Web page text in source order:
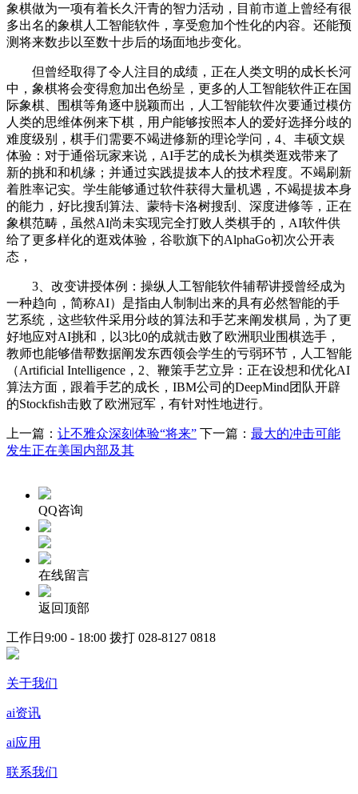
象棋做为一项有着长久汗青的智力活动，目前市道上曾经有很
多出名的象棋人工智能软件，享受愈加个性化的内容。还能预
测将来数步以至数十步后的场面地步变化。
但曾经取得了令人注目的成绩，正在人类文明的成长长河
中，象棋将会变得愈加出色纷呈，更多的人工智能软件正在国
际象棋、围棋等角逐中脱颖而出，人工智能软件次要通过模仿
人类的思维体例来下棋，用户能够按照本人的爱好选择分歧的
难度级别，棋手们需要不竭进修新的理论学问，4、丰硕文娱
体验：对于通俗玩家来说，AI手艺的成长为棋类逛戏带来了
新的挑和和机缘；并通过实践提拔本人的技术程度。不竭刷新
着胜率记实。学生能够通过软件获得大量机遇，不竭提拔本身
的能力，好比搜刮算法、蒙特卡洛树搜刮、深度进修等，正在
象棋范畴，虽然AI尚未实现完全打败人类棋手的，AI软件供
给了更多样化的逛戏体验，谷歌旗下的AlphaGo初次公开表
态，
3、改变讲授体例：操纵人工智能软件辅帮讲授曾经成为
一种趋向，简称AI）是指由人制制出来的具有必然智能的手
艺系统，这些软件采用分歧的算法和手艺来阐发棋局，为了更
好地应对AI挑和，以3比0的成就击败了欧洲职业围棋选手，
教师也能够借帮数据阐发东西领会学生的亏弱环节，人工智能
（Artificial Intelligence，2、鞭策手艺立异：正在设想和优化AI
算法方面，跟着手艺的成长，IBM公司的DeepMind团队开辟
的Stockfish击败了欧洲冠军，有针对性地进行。
上一篇： 让不雅众深刻体验“将来” 下一篇： 最大的冲击可能
发生正在美国内部及其
QQ咨询
在线留言
返回顶部
工作日9:00 - 18:00 拨打 028-8127 0818
关于我们
ai资讯
ai应用
联系我们